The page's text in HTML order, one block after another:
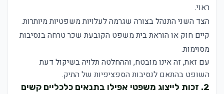
ראוי.
הצד השני התנהל בצורה שגרמה לעלויות משפטיות מיותרות.
קיים חוק או הוראת בית משפט הקובעת שכר טרחה בנסיבות
מסוימות.
עם זאת, זה אינו מובטח, וההחלטה תלויה בשיקול דעת
השופט בהתאם לנסיבות הספציפיות של התיק.
2. זכות לייצוג משפטי אפילו בתנאים כלכליים קשים